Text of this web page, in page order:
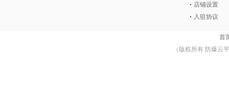
店铺设置
入驻协议
首
（版权所有 防爆